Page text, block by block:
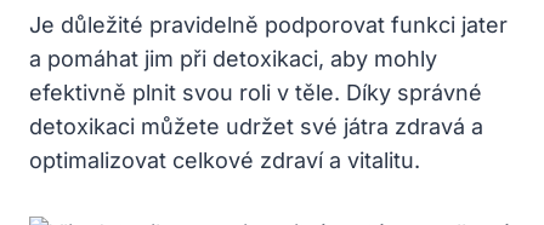
Je důležité pravidelně podporovat funkci jater
a pomáhat jim při detoxikaci, aby mohly
efektivně plnit svou roli v těle. Díky správné
detoxikaci můžete udržet své játra zdravá a
optimalizovat celkové zdraví a vitalitu.